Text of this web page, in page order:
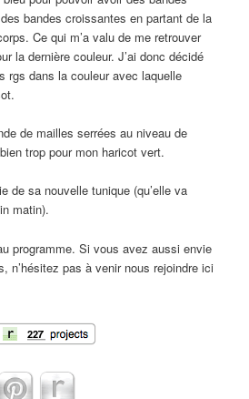
bandes croissantes en partant de la
Ce qui m’a valu de me retrouver
la dernière couleur. J’ai donc décidé
rgs dans la couleur avec laquelle
de mailles serrées au niveau de
trop pour mon haricot vert.
de sa nouvelle tunique (qu’elle va
matin).
programme. Si vous avez aussi envie
n’hésitez pas à venir nous rejoindre ici